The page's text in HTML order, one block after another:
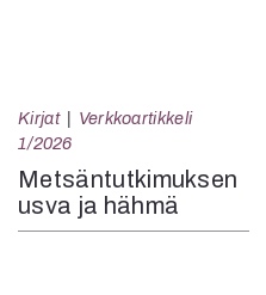
Kirjat
Verkkoartikkeli
1/2026
Metsäntutkimuksen
usva ja hähmä